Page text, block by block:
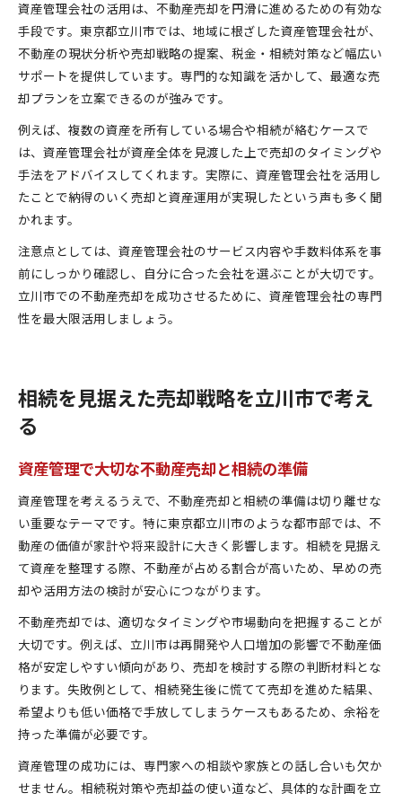
資産管理会社の活用は、不動産売却を円滑に進めるための有効な
手段です。東京都立川市では、地域に根ざした資産管理会社が、
不動産の現状分析や売却戦略の提案、税金・相続対策など幅広い
サポートを提供しています。専門的な知識を活かして、最適な売
却プランを立案できるのが強みです。
例えば、複数の資産を所有している場合や相続が絡むケースで
は、資産管理会社が資産全体を見渡した上で売却のタイミングや
手法をアドバイスしてくれます。実際に、資産管理会社を活用し
たことで納得のいく売却と資産運用が実現したという声も多く聞
かれます。
注意点としては、資産管理会社のサービス内容や手数料体系を事
前にしっかり確認し、自分に合った会社を選ぶことが大切です。
立川市での不動産売却を成功させるために、資産管理会社の専門
性を最大限活用しましょう。
相続を見据えた売却戦略を立川市で考え
る
資産管理で大切な不動産売却と相続の準備
資産管理を考えるうえで、不動産売却と相続の準備は切り離せな
い重要なテーマです。特に東京都立川市のような都市部では、不
動産の価値が家計や将来設計に大きく影響します。相続を見据え
て資産を整理する際、不動産が占める割合が高いため、早めの売
却や活用方法の検討が安心につながります。
不動産売却では、適切なタイミングや市場動向を把握することが
大切です。例えば、立川市は再開発や人口増加の影響で不動産価
格が安定しやすい傾向があり、売却を検討する際の判断材料とな
ります。失敗例として、相続発生後に慌てて売却を進めた結果、
希望よりも低い価格で手放してしまうケースもあるため、余裕を
持った準備が必要です。
資産管理の成功には、専門家への相談や家族との話し合いも欠か
せません。相続税対策や売却益の使い道など、具体的な計画を立